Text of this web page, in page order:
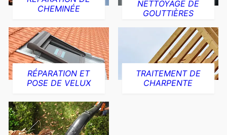
CHEMINÉE
NETTOYAGE DE
GOUTTIÈRES
RÉPARATION ET
POSE DE VELUX
TRAITEMENT DE
CHARPENTE